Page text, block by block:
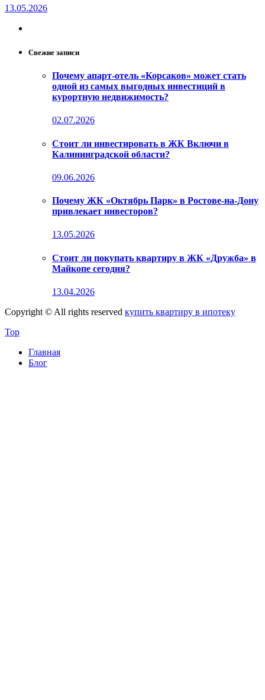
13.05.2026
Свежие записи
Почему апарт-отель «Корсаков» может стать
одной из самых выгодных инвестиций в
курортную недвижимость?
02.07.2026
Стоит ли инвестировать в ЖК Включи в
Калининградской области?
09.06.2026
Почему ЖК «Октябрь Парк» в Ростове-на-Дону
привлекает инвесторов?
13.05.2026
Стоит ли покупать квартиру в ЖК «Дружба» в
Майкопе сегодня?
13.04.2026
Copyright © All rights reserved купить квартиру в ипотеку
Top
Главная
Блог